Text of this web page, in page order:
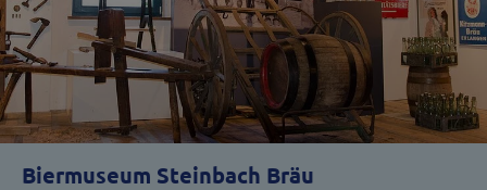
Biermuseum Steinbach Bräu